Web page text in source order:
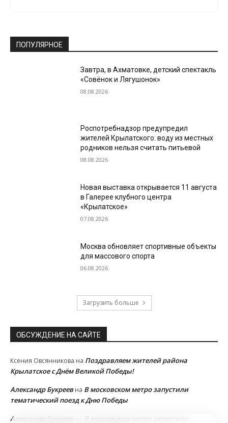
ПОПУЛЯРНОЕ
Завтра, в Ахматовке, детский спектакль
«Совёнок и Лягушонок»
08.08.2026
Роспотребнадзор предупредил
жителей Крылатского: воду из местных
родников нельзя считать питьевой
08.08.2026
Новая выставка открывается 11 августа
в Галерее клубного центра
«Крылатское»
07.08.2026
Москва обновляет спортивные объекты
для массового спорта
06.08.2026
Загрузить больше
ОБСУЖДЕНИЕ НА САЙТЕ
Ксения Овсянникова на Поздравляем жителей района
Крылатское с Днём Великой Победы!
Александр Букреевна В московском метро запустили
тематический поезд к Дню Победы
Александр Букреев
В московском метро запустили